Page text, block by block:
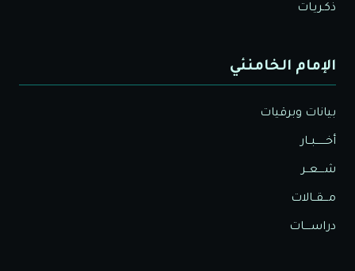
ذكـريـات
الإمام الخامنئي
بيانات وبرقيات
أخــــــبــار
شــــعــر
مـــقــالات
دراســــات